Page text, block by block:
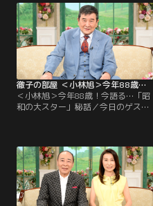
となる、自身の半生を語る一人舞台
で来日中。ジャンさんが世界中を魅
了したのは、孤独な殺し屋を演じた
映画「レオン」だったが、今日は当
時の裏話も語ってくれる！？
徹子の部屋 ＜小林旭＞今年88歳！今語る…「昭和の大スター」秘話（2026/05/14放送分）
＜小林旭＞今年88歳！今語る…「昭
和の大スター」秘話／今日のゲスト
分した小林さん。俳優としてスタン
ト無しで撮影するハードなアクショ
ンでファンを魅了し、歌手として
「昔の名前で出ています」「熱き心
に」など数々のヒット曲を持ち…。